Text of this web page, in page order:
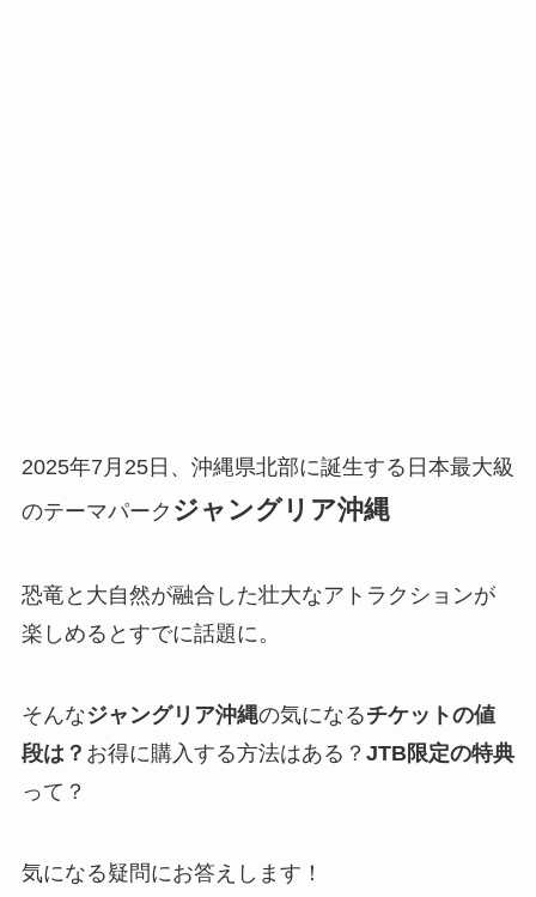
2025年7月25日、沖縄県北部に誕生する日本最大級
のテーマパーク ジャングリア沖縄
恐竜と大自然が融合した壮大なアトラクションが
楽しめるとすでに話題に。
そんなジャングリア沖縄の気になるチケットの値
段は？ お得に購入する方法はある？ JTB限定の特典
って？
気になる疑問にお答えします！